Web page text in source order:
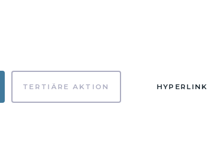
TERTIÄRE AKTION HYPERLINK